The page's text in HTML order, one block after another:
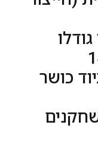
כושר